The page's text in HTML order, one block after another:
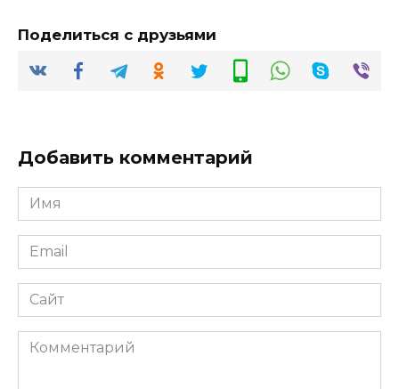
Поделиться с друзьями
Добавить комментарий
Имя
*
Email
*
Сайт
Комментарий